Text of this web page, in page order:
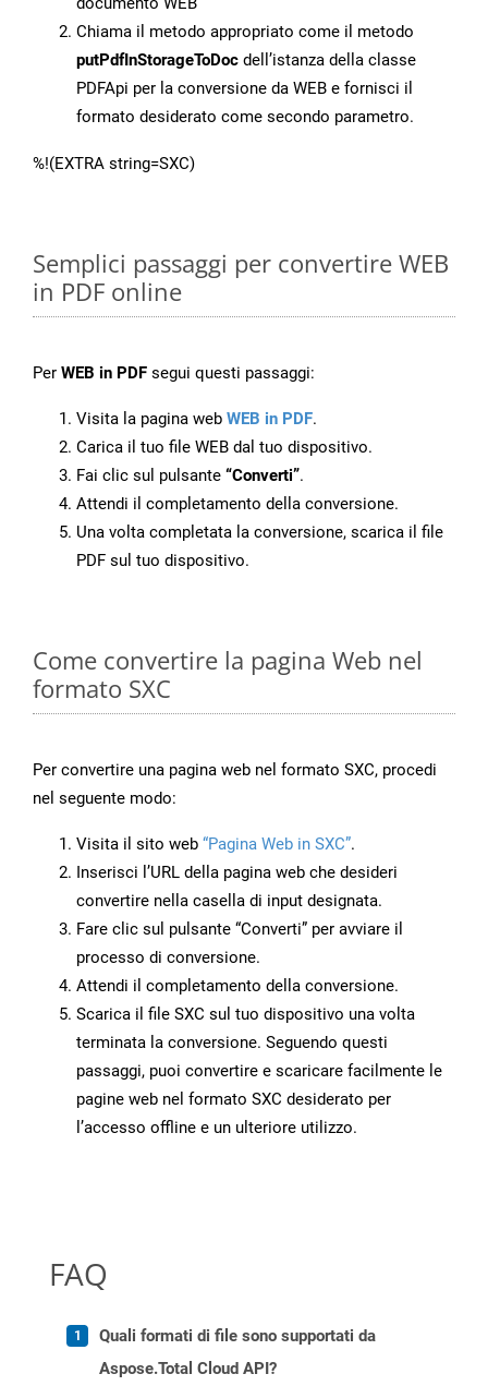
Chiama il metodo appropriato come il metodo
putPdfInStorageToDoc dell’istanza della classe
PDFApi per la conversione da WEB e fornisci il
formato desiderato come secondo parametro.
%!(EXTRA string=SXC)
Semplici passaggi per convertire WEB
in PDF online
Per WEB in PDF segui questi passaggi:
Visita la pagina web WEB in PDF.
Carica il tuo file WEB dal tuo dispositivo.
Fai clic sul pulsante “Converti”.
Attendi il completamento della conversione.
Una volta completata la conversione, scarica il file
PDF sul tuo dispositivo.
Come convertire la pagina Web nel
formato SXC
Per convertire una pagina web nel formato SXC, procedi
nel seguente modo:
Visita il sito web “Pagina Web in SXC”.
Inserisci l’URL della pagina web che desideri
convertire nella casella di input designata.
Fare clic sul pulsante “Converti” per avviare il
processo di conversione.
Attendi il completamento della conversione.
Scarica il file SXC sul tuo dispositivo una volta
terminata la conversione. Seguendo questi
passaggi, puoi convertire e scaricare facilmente le
pagine web nel formato SXC desiderato per
l’accesso offline e un ulteriore utilizzo.
FAQ
Quali formati di file sono supportati da
Aspose.Total Cloud API?